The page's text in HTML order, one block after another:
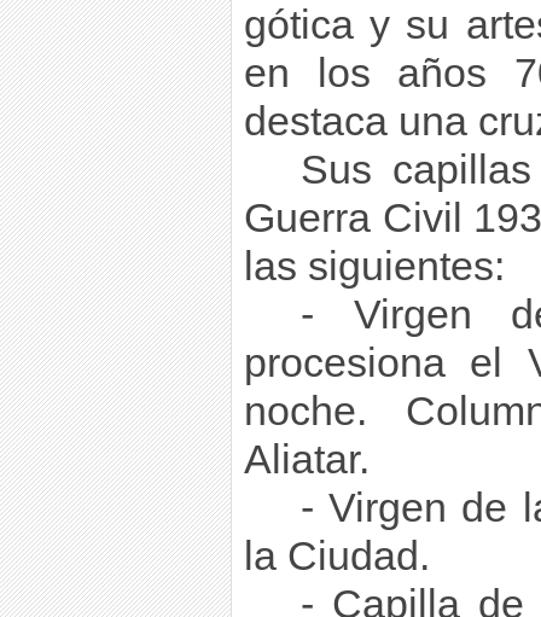
gótica y su
en los años
destaca una
Sus
Guerra Civil
las siguientes:
- Virgen
procesiona el
noche.
Aliatar.
- Virgen de
la Ciudad.
- Capilla de